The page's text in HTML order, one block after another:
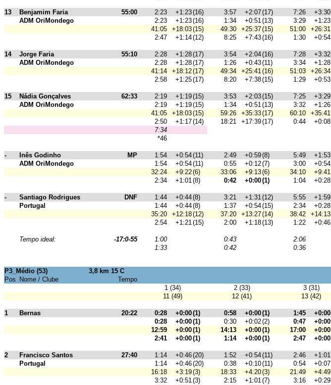
13 Benjamim Faria 55:00 2:23 +1:23(16) 3:57 +2:07(17) 7:26 +3:30
ADM OriMondego
2:23 +1:23(16) 1:34 +0:51(13) 3:29 +1:23
41:05
+18:03(15) 49:30 +25:37(15) 51:00 +26:31
2:47
+1:14(12) 8:25 +7:43(16) 1:30 +0:54
14 Jorge Faria 55:10 2:28 +1:28(17) 3:54 +2:04(16) 7:28 +3:32
ADM OriMondego
2:28 +1:28(17) 1:26 +0:43(11) 3:34 +1:28
41:14
+18:12(17) 49:34 +25:41(16) 51:03 +26:34
2:58
+1:25(17) 8:20 +7:38(15) 1:29 +0:53
15 Nádia Gonçalves 62:33 2:19 +1:19(15) 3:53 +2:03(15) 7:25 +3:29
ADM OriMondego
2:19 +1:19(15) 1:34 +0:51(13) 3:32 +1:26
41:05
+18:03(15) 59:26 +35:33(17) 60:10 +35:41
2:50
+1:17(14) 18:21 +17:39(17) 0:44 +0:08
7:34
*46
- Inês Godinho MP 1:54 +0:54(11) 2:49 +0:59(8) 5:49 +1:53
ADM OriMondego
1:54 +0:54(11) 0:55 +0:12(7) 3:00 +0:54
32:24
+9:22(6) 33:06 +9:13(6) 34:10 +9:41
2:34
+1:01(8) 0:42 +0:00(1) 1:04 +0:28
- Santiago Rodrigues DNF 1:44 +0:44(8) 3:21 +1:31(12) 5:55 +1:59
Portugal
1:44 +0:44(8) 1:37 +0:54(15) 2:34 +0:28
35:20
+12:18(12) 37:20 +13:27(14) 38:42 +14:13
2:54
+1:21(15) 2:00 +1:18(13) 1:22 +0:46
Tempo ideal: -17:0-55 1:00 0:43 2:06
1:33
0:42 0:36
P3_Médio (53)
3,8 km 15 C
Pos
Nome / Clube
Tempo
1 (34)
2 (33) 3 (31)
11 (49)
12 (41) 13 (42)
1 Bernas 20:22 0:28 +0:00(1) 0:58 +0:00(1) 1:45 +0:00
0:28
+0:00(1) 0:30 +0:02(2) 0:47 +0:00
12:59
+0:00(1) 14:13 +0:00(1) 17:00 +0:00
2:41
+0:00(1) 1:14 +0:00(1) 2:47 +0:00
2 Francisco Santos 27:40 1:14 +0:46(20) 1:52 +0:54(11) 2:46 +1:01
Portugal
1:14 +0:46(20) 0:38 +0:10(11) 0:54 +0:07
16:18
+3:19(3) 18:33 +4:20(3) 21:49 +4:49
3:32
+0:51(3) 2:15 +1:01(7) 3:16 +0:29